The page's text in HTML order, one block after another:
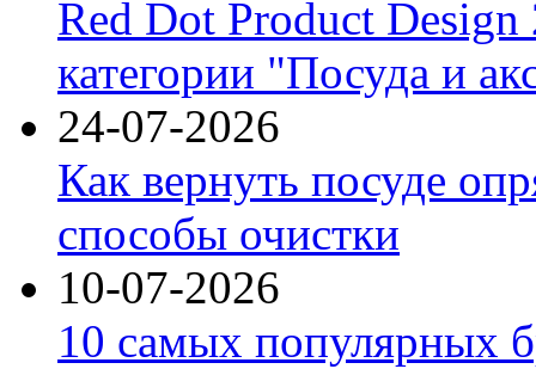
Red Dot Product Design
категории "Посуда и
24-07-2026
Как вернуть посуде
способы очистки
10-07-2026
10 самых популярных